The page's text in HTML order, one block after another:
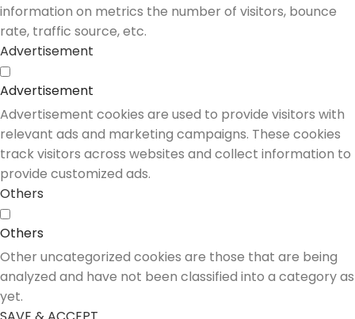
information on metrics the number of visitors, bounce
rate, traffic source, etc.
Advertisement
Advertisement
Advertisement cookies are used to provide visitors with
relevant ads and marketing campaigns. These cookies
track visitors across websites and collect information to
provide customized ads.
Others
Others
Other uncategorized cookies are those that are being
analyzed and have not been classified into a category as
yet.